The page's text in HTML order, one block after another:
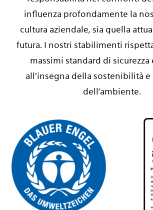
influenza profondamente la
cultura aziendale, sia quella
futura. I nostri stabilimenti
massimi standard di sicurezza
all’insegna della sostenibilità
dell’ambiente.